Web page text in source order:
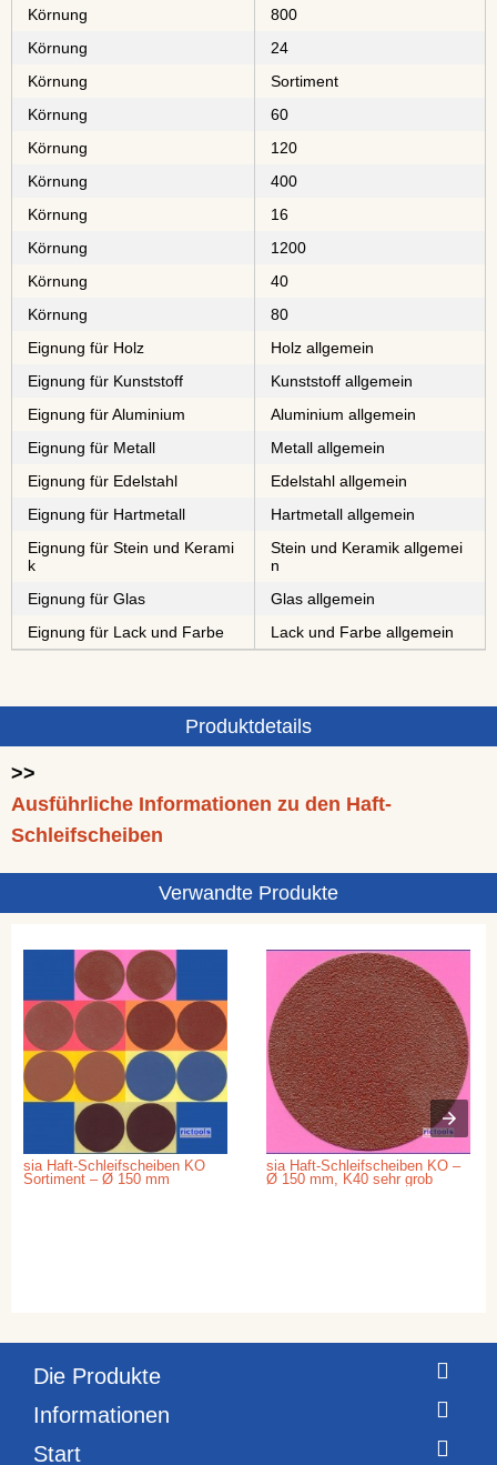
Körnung
800
Körnung
24
Körnung
Sortiment
Körnung
60
Körnung
120
Körnung
400
Körnung
16
Körnung
1200
Körnung
40
Körnung
80
Eignung für Holz
Holz allgemein
Eignung für Kunststoff
Kunststoff allgemein
Eignung für Aluminium
Aluminium allgemein
Eignung für Metall
Metall allgemein
Eignung für Edelstahl
Edelstahl allgemein
Eignung für Hartmetall
Hartmetall allgemein
Eignung für Stein und Kerami
k
Stein und Keramik allgemei
n
Eignung für Glas
Glas allgemein
Eignung für Lack und Farbe
Lack und Farbe allgemein
Produktdetails
>>
Ausführliche Informationen zu den Haft-
Schleifscheiben
Verwandte Produkte
sia Haft-Schleifscheiben KO
Sortiment – Ø 150 mm
sia Haft-Schleifscheiben KO –
Ø 150 mm, K40 sehr grob
Die Produkte
Informationen
Start